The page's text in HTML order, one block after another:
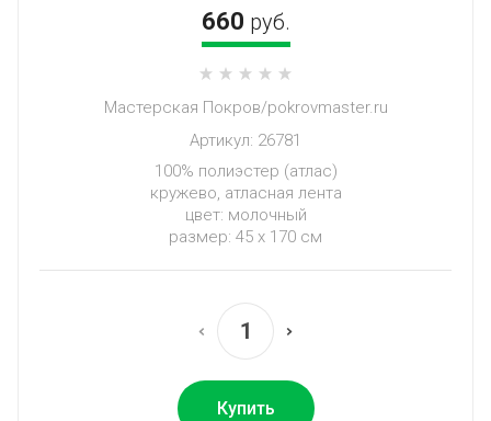
660 руб.
Мастерская Покров/pokrovmaster.ru
Артикул: 26781
100% полиэстер (атлас)
кружево, атласная лента
цвет: молочный
размер: 45 х 170 см
Купить